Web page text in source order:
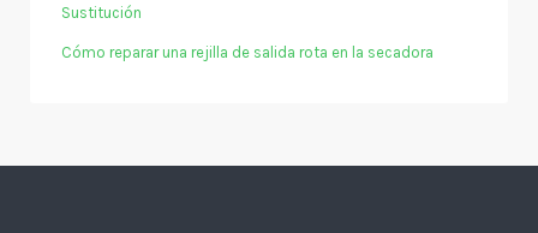
Sustitución
Cómo reparar una rejilla de salida rota en la secadora